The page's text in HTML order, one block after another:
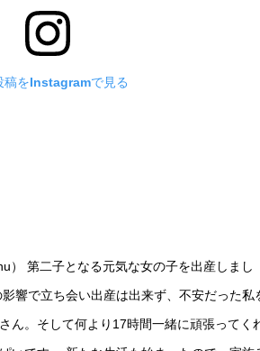
稿をInstagramで見る
） 第二子となる元気な女の子を出産しまし
響で立ち会い出産は出来ず、不安だった私
ん。そして何より17時間一緒に頑張ってく